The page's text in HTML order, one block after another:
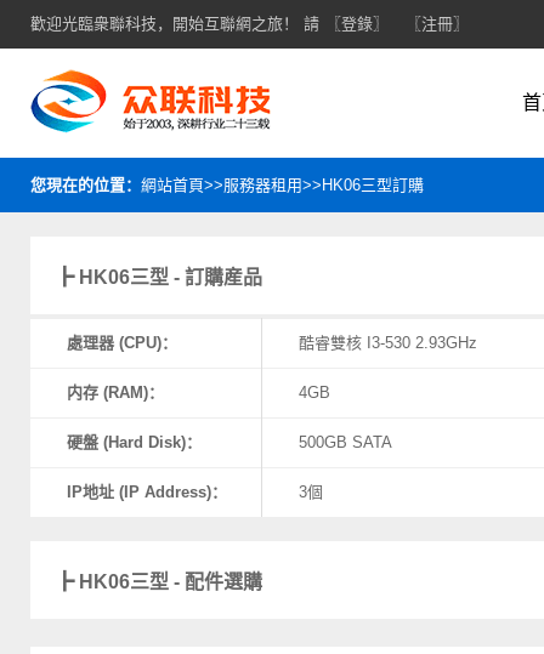
歡迎光臨衆聯科技，開始互聯網之旅！ 請 〖登錄〗 〖注冊〗
您現在的位置： 網站首頁>>服務器租用>>HK06三型訂購
┣ HK06三型 - 訂購産品
處理器 (CPU)： 酷睿雙核 I3-530 2.93GHz
内存 (RAM)： 4GB
硬盤 (Hard Disk)： 500GB SATA
IP地址 (IP Address)： 3個
┣ HK06三型 - 配件選購